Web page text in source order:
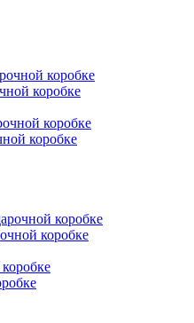
коробке
коробке
коробке